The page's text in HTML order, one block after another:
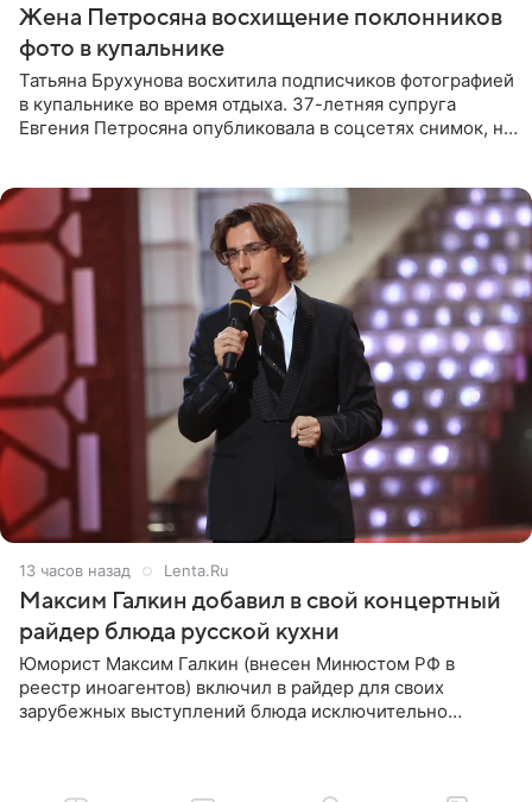
Жена Петросяна восхищение поклонников
фото в купальнике
Татьяна Брухунова восхитила подписчиков фотографией
в купальнике во время отдыха. 37-летняя супруга
Евгения Петросяна опубликовала в соцсетях снимок, на
13 часов назад Lenta.Ru
Максим Галкин добавил в свой концертный
райдер блюда русской кухни
Юморист Максим Галкин (внесен Минюстом РФ в
реестр иноагентов) включил в райдер для своих
зарубежных выступлений блюда исключительно